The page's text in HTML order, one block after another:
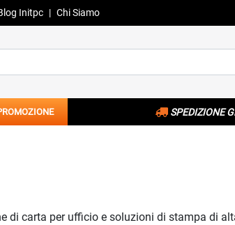
Initpc | Chi Siamo
SPEDIZIONE
di carta per ufficio e soluzioni di stampa